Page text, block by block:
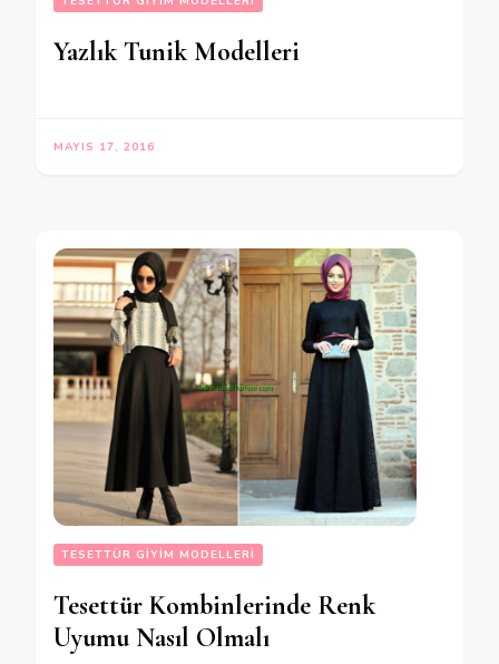
Yazlık Tunik Modelleri
MAYIS 17, 2016
TESETTÜR GIYIM MODELLERI
Tesettür Kombinlerinde Renk
Uyumu Nasıl Olmalı